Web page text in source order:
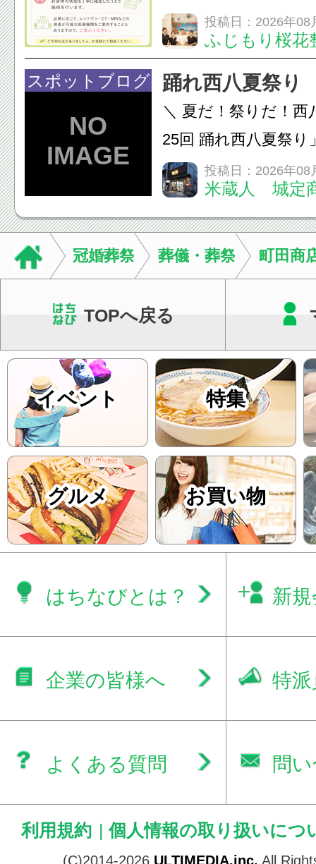
いなくても施術は受
A: はい、受けられま
態を丁寧に確認した
います。必要に応じ
ン・CT・MRIなどの
投稿日：2026年08
ふじもり桜花
スポットブログ 踊れ西八夏祭り
＼ 夏だ！祭りだ！西
25回 踊れ西八夏祭
てくる！ 伝統の【阿
情熱の【よさこいソ
結！数多くの団体が
店街を舞台に最高の
投稿日：2026年08
米蔵人 城定
冠婚葬祭 葬儀・葬祭 町田商
TOPへ戻る
イベント 特集
グルメ お買い物
はちなびとは？ 新
企業の皆様へ 特
よくある質問 問
利用規約 | 個人情報の取り扱いにつ
(C)2014-2026 ULTIMEDIA.inc. All